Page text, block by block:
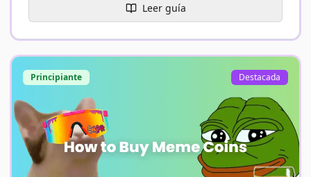
Leer guía
Principiante Destacada